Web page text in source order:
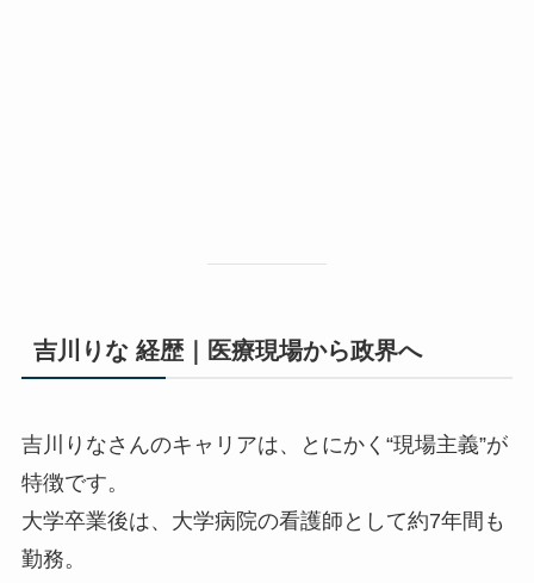
吉川りな 経歴｜医療現場から政界へ
吉川りなさんのキャリアは、とにかく“現場主義”が
特徴です。
大学卒業後は、大学病院の看護師として約7年間も
勤務。